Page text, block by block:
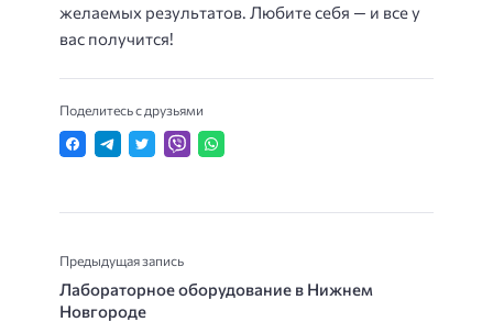
желаемых результатов. Любите себя — и все у
вас получится!
Поделитесь с друзьями
Предыдущая запись
Лабораторное оборудование в Нижнем
Новгороде